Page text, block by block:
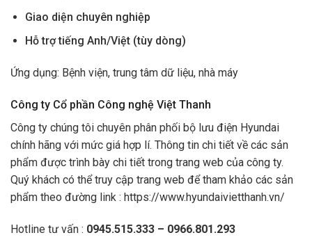
Giao diện chuyên nghiệp
Hỗ trợ tiếng Anh/Việt (tùy dòng)
Ứng dụng: Bệnh viện, trung tâm dữ liệu, nhà máy
Công ty Cổ phần Công nghệ Việt Thanh
Công ty chúng tôi chuyên phân phối bộ lưu điện Hyundai
chính hãng với mức giá hợp lí. Thông tin chi tiết về các sản
phẩm được trình bày chi tiết trong trang web của công ty.
Quý khách có thể truy cập trang web để tham khảo các sản
phẩm theo đường link : https://www.hyundaivietthanh.vn/
Hotline tư vấn : 0945.515.333 – 0966.801.293